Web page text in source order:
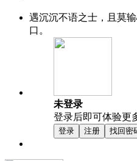
遇沉沉不语之士，且莫
口。
未登录
登录后即可体验更
登录 注册 找回密